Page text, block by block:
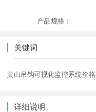
产品规格：
关键词
黄山吊钩可视化监控系统价格
详细说明